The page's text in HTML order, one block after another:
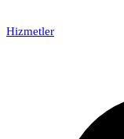
Hizmetler